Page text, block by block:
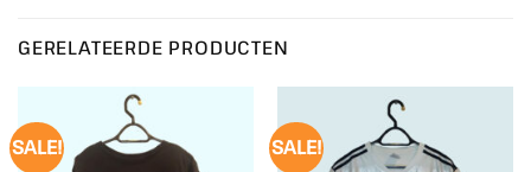
GERELATEERDE PRODUCTEN
SALE! SALE!